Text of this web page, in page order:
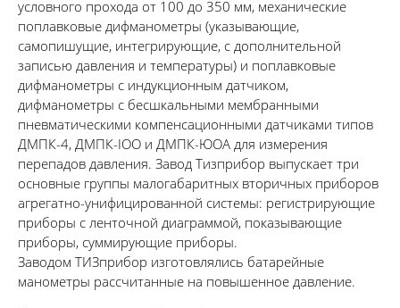
условного прохода от 100 до 350 мм, механические
поплавковые дифманометры (указывающие,
самопишущие, интегрирующие, с дополнительной
записью давления и температуры) и поплавковые
дифманометры с индукционным датчиком,
дифманометры с бесшкальными мембранными
пневматическими компенсационными датчиками типов
ДМПК-4, ДМПК-IOO и ДМПК-ЮОА для измерения
перепадов давления. Завод Тизприбор выпускает три
основные группы малогабаритных вторичных приборов
агрегатно-унифицированной системы: регистрирующие
приборы с ленточной диаграммой, показывающие
приборы, суммирующие приборы.
Заводом ТИЗприбор изготовлялись батарейные
манометры рассчитанные на повышенное давление.